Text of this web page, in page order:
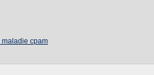
cpam